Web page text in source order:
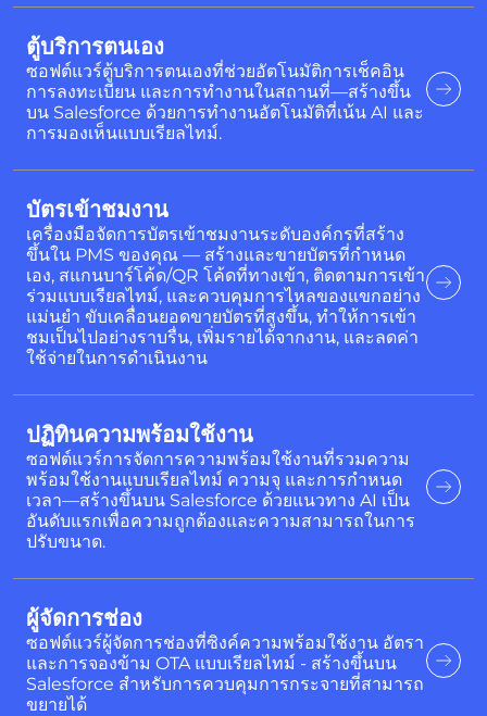
ตู้บริการตนเอง
ซอฟต์แวร์ตู้บริการตนเองที่ช่วยอัตโนมัติการเช็คอิน
การลงทะเบียน และการทำงานในสถานที่—สร้างขึ้น
บน Salesforce ด้วยการทำงานอัตโนมัติที่เน้น AI และ
การมองเห็นแบบเรียลไทม์.
บัตรเข้าชมงาน
เครื่องมือจัดการบัตรเข้าชมงานระดับองค์กรที่สร้าง
ขึ้นใน PMS ของคุณ — สร้างและขายบัตรที่กำหนด
เอง, สแกนบาร์โค้ด/QR โค้ดที่ทางเข้า, ติดตามการเข้า
ร่วมแบบเรียลไทม์, และควบคุมการไหลของแขกอย่าง
แม่นยำ ขับเคลื่อนยอดขายบัตรที่สูงขึ้น, ทำให้การเข้า
ชมเป็นไปอย่างราบรื่น, เพิ่มรายได้จากงาน, และลดค่า
ใช้จ่ายในการดำเนินงาน
ปฏิทินความพร้อมใช้งาน
ซอฟต์แวร์การจัดการความพร้อมใช้งานที่รวมความ
พร้อมใช้งานแบบเรียลไทม์ ความจุ และการกำหนด
เวลา—สร้างขึ้นบน Salesforce ด้วยแนวทาง AI เป็น
อันดับแรกเพื่อความถูกต้องและความสามารถในการ
ปรับขนาด.
ผู้จัดการช่อง
ซอฟต์แวร์ผู้จัดการช่องที่ซิงค์ความพร้อมใช้งาน อัตรา
และการจองข้าม OTA แบบเรียลไทม์ - สร้างขึ้นบน
Salesforce สำหรับการควบคุมการกระจายที่สามารถ
ขยายได้